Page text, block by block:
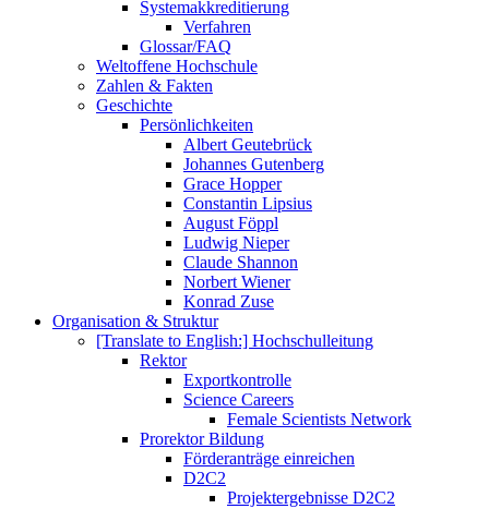
Systemakkreditierung
Verfahren
Glossar/FAQ
Weltoffene Hochschule
Zahlen & Fakten
Geschichte
Persönlichkeiten
Albert Geutebrück
Johannes Gutenberg
Grace Hopper
Constantin Lipsius
August Föppl
Ludwig Nieper
Claude Shannon
Norbert Wiener
Konrad Zuse
Organisation & Struktur
[Translate to English:] Hochschulleitung
Rektor
Exportkontrolle
Science Careers
Female Scientists Network
Prorektor Bildung
Förderanträge einreichen
D2C2
Projektergebnisse D2C2